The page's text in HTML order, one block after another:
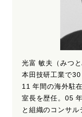
光富 敏夫（みつ
本田技研工業で30
11 年間の海外駐
室長を歴任。05
と組織のコンサル